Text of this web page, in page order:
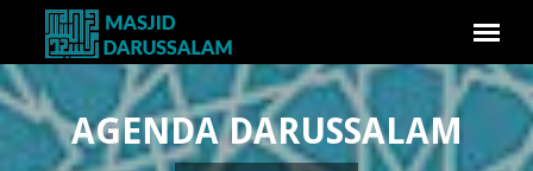
AGENDA DARUSSALAM